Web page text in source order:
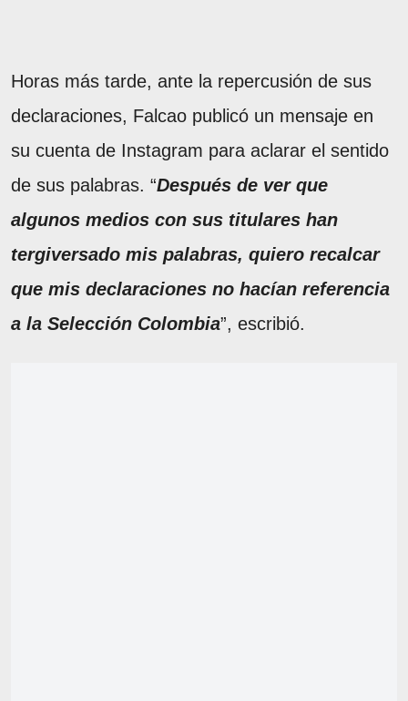
Horas más tarde, ante la repercusión de sus
declaraciones, Falcao publicó un mensaje en
su cuenta de Instagram para aclarar el sentido
de sus palabras. “Después de ver que
algunos medios con sus titulares han
tergiversado mis palabras, quiero recalcar
que mis declaraciones no hacían referencia
a la Selección Colombia”, escribió.